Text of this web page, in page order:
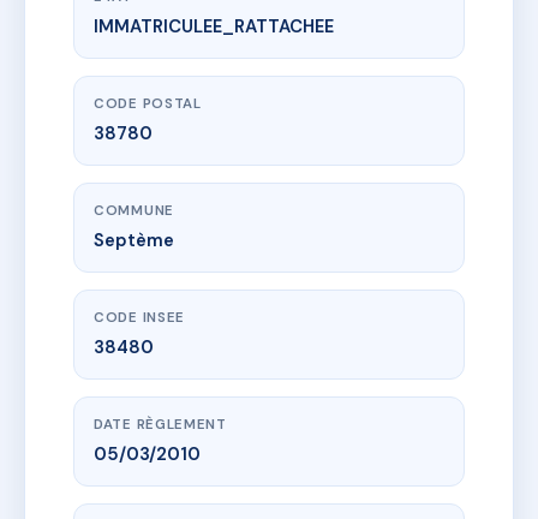
www.vme.plus/AC6424055
Les Allées Vertes D
98 r jean-baptiste bardin
IMMATRICULEE_RATTACHEE
CODE POSTAL
38780
COMMUNE
Septème
CODE INSEE
38480
DATE RÈGLEMENT
05/03/2010